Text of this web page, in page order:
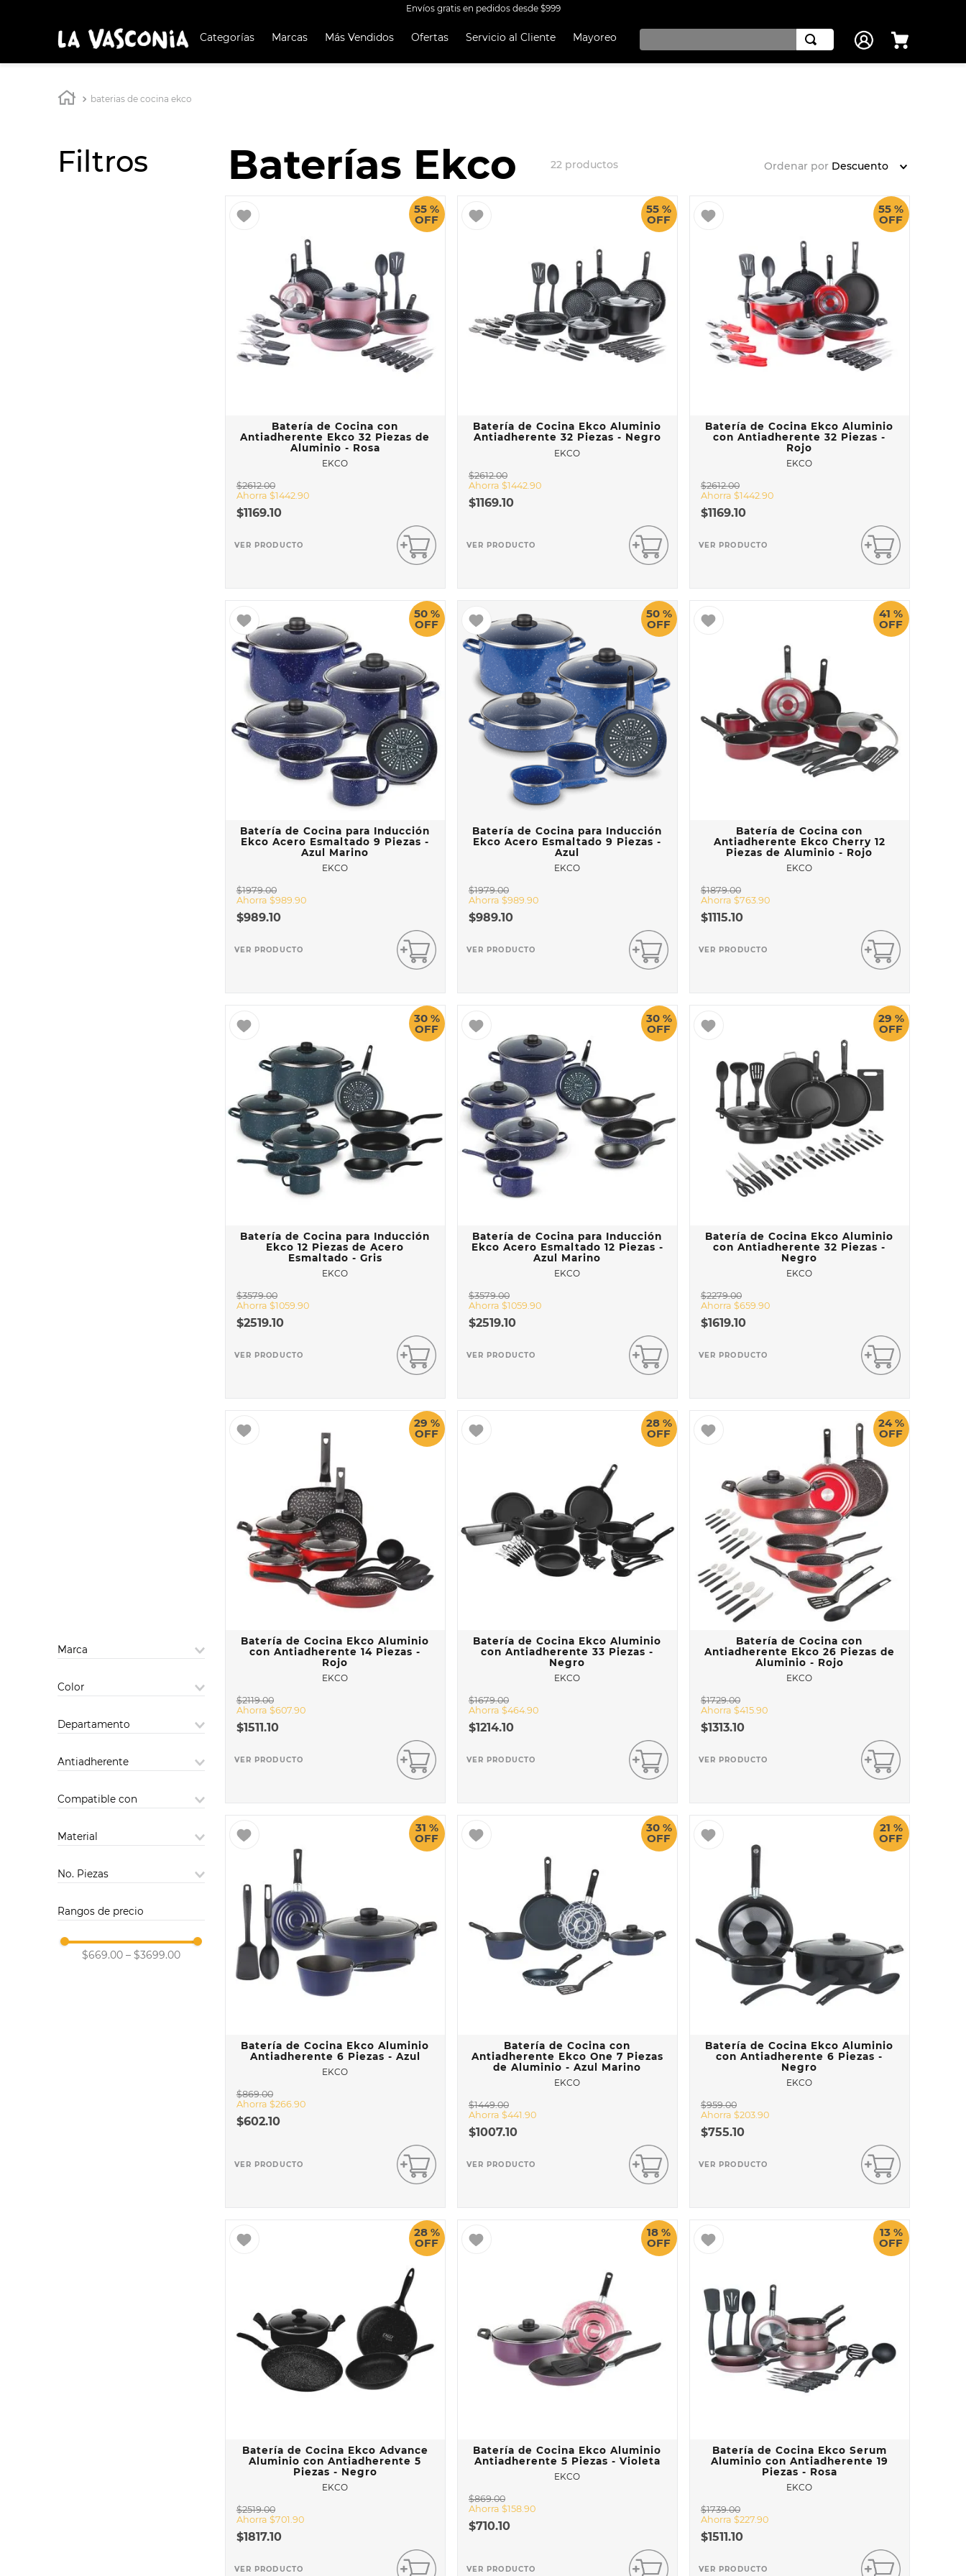
Envíos gratis en pedidos desde $999
Categorías Marcas Más Vendidos Ofertas Servicio al Cliente Mayoreo
baterias de cocina ekco
Filtros
Departamento
Marca
Antiadherente
uso diario
Color
Azul
Morado
Rosa
Marino
Compatible con
Estufa de Gas
Estufa de Inducción
Material
Aluminio
No. Piezas
hasta 10 piezas
21 a 30 piezas
Rangos de precio
$669.00 – $3699.00
Baterías Ekco 22 productos Ordenar por Descuento
55 %
OFF
Batería de Cocina con
Antiadherente Ekco 32 Piezas de
Aluminio - Rosa
EKCO
$2612.00
Ahorra $1442.90
$1169.10
VER PRODUCTO
55 %
OFF
Batería de Cocina Ekco Aluminio
Antiadherente 32 Piezas - Negro
EKCO
$2612.00
Ahorra $1442.90
$1169.10
VER PRODUCTO
55 %
OFF
Batería de Cocina Ekco Aluminio
con Antiadherente 32 Piezas -
Rojo
EKCO
$2612.00
Ahorra $1442.90
$1169.10
VER PRODUCTO
50 %
OFF
Batería de Cocina para Inducción
Ekco Acero Esmaltado 9 Piezas -
Azul Marino
EKCO
$1979.00
Ahorra $989.90
$989.10
VER PRODUCTO
50 %
OFF
Batería de Cocina para Inducción
Ekco Acero Esmaltado 9 Piezas -
Azul
EKCO
$1979.00
Ahorra $989.90
$989.10
VER PRODUCTO
41 %
OFF
Batería de Cocina con
Antiadherente Ekco Cherry 12
Piezas de Aluminio - Rojo
EKCO
$1879.00
Ahorra $763.90
$1115.10
VER PRODUCTO
30 %
OFF
Batería de Cocina para Inducción
Ekco 12 Piezas de Acero
Esmaltado - Gris
EKCO
$3579.00
Ahorra $1059 90
$2519.10
VER PRODUCTO
30 %
OFF
Batería de Cocina para Inducción
Ekco Acero Esmaltado 12 Piezas -
Azul Marino
EKCO
$3579.00
Ahorra $1059 90
$2519.10
VER PRODUCTO
29 %
OFF
Batería de Cocina Ekco Aluminio
con Antiadherente 32 Piezas -
Negro
EKCO
$2279.00
Ahorra $659 90
$1619.10
VER PRODUCTO
29 %
OFF
Batería de Cocina Ekco Aluminio
con Antiadherente 14 Piezas -
Rojo
EKCO
$2119.00
Ahorra $607. 90
$1511.10
VER PRODUCTO
28 %
OFF
Batería de Cocina Ekco Aluminio
con Antiadherente 33 Piezas -
Negro
EKCO
$1679.00
Ahorra $464.90
$1214.10
VER PRODUCTO
24 %
OFF
Batería de Cocina con
Antiadherente Ekco 26 Piezas de
Aluminio - Rojo
EKCO
$1729.00
Ahorra $415. 90
$1313.10
VER PRODUCTO
31 %
OFF
Batería de Cocina Ekco Aluminio
Antiadherente 6 Piezas - Azul
EKCO
$869.00
Ahorra $266.90
$602.10
VER PRODUCTO
30 %
OFF
Batería de Cocina con
Antiadherente Ekco One 7 Piezas
de Aluminio - Azul Marino
EKCO
$1449.00
Ahorra $441 90
$1007.10
VER PRODUCTO
21 %
OFF
Batería de Cocina Ekco Aluminio
con Antiadherente 6 Piezas -
Negro
EKCO
$959.00
Ahorra $203. 90
$755.10
VER PRODUCTO
28 %
OFF
Batería de Cocina Ekco Advance
Aluminio con Antiadherente 5
Piezas - Negro
EKCO
$2519.00
Ahorra $701 90
$1817.10
VER PRODUCTO
18 %
OFF
Batería de Cocina Ekco Aluminio
Antiadherente 5 Piezas - Violeta
EKCO
$869.00
Ahorra $158.90
$710.10
VER PRODUCTO
13 %
OFF
Batería de Cocina Ekco Serum
Aluminio con Antiadherente 19
Piezas - Rosa
EKCO
$1739.00
Ahorra $227. 90
$1511.10
VER PRODUCTO
TÉRMINOS MÁS
ARROCERA
VAPORERAS
ACERO INOXIDABLE
9. BATERÍA
10. COMAL